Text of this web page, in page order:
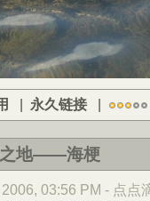
| 永久链接 |
之地——海梗
03:56 PM - 点点